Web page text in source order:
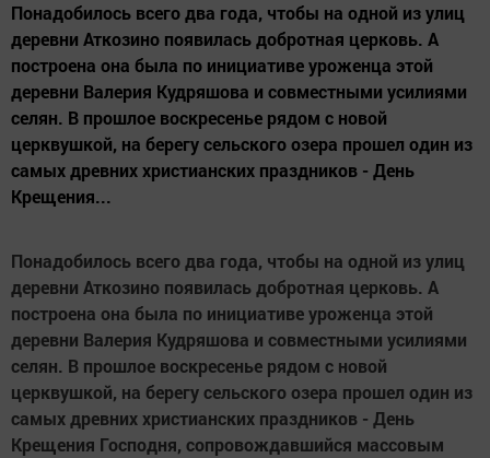
Понадобилось всего два года, чтобы на одной из улиц
деревни Аткозино появилась добротная церковь. А
построена она была по инициативе уроженца этой
деревни Валерия Кудряшова и совместными усилиями
селян. В прошлое воскресенье рядом с новой
церквушкой, на берегу сельского озера прошел один из
самых древних христианских праздников - День
Крещения...
Понадобилось всего два года, чтобы на одной из улиц
деревни Аткозино появилась добротная церковь. А
построена она была по инициативе уроженца этой
деревни Валерия Кудряшова и совместными усилиями
селян. В прошлое воскресенье рядом с новой
церквушкой, на берегу сельского озера прошел один из
самых древних христианских праздников - День
Крещения Господня, сопровождавшийся массовым